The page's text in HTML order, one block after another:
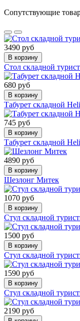
Сопутствующие
3490 руб
В корзину
Стол складной
680 руб
В корзину
Табурет складной
745 руб
В корзину
Табурет складной
4890 руб
В корзину
Шезлонг Митек
1070 руб
В корзину
Стул складной
1500 руб
В корзину
Стул складной
1590 руб
В корзину
Стул складной
2190 руб